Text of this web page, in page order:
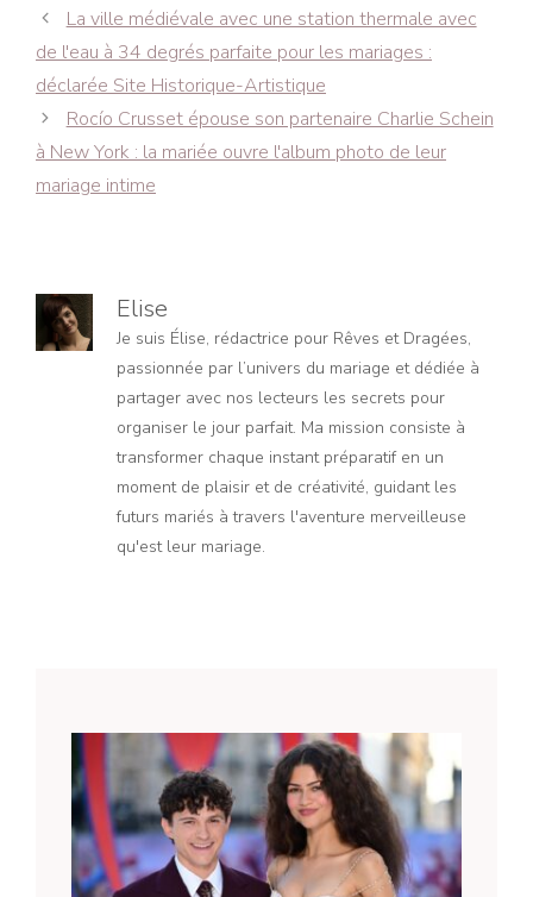
Navigation
des
articles
La ville médiévale avec une station thermale avec
de l'eau à 34 degrés parfaite pour les mariages :
déclarée Site Historique-Artistique
Rocío Crusset épouse son partenaire Charlie Schein
à New York : la mariée ouvre l'album photo de leur
mariage intime
Elise
Je suis Élise, rédactrice pour Rêves et Dragées,
passionnée par l’univers du mariage et dédiée à
partager avec nos lecteurs les secrets pour
organiser le jour parfait. Ma mission consiste à
transformer chaque instant préparatif en un
moment de plaisir et de créativité, guidant les
futurs mariés à travers l'aventure merveilleuse
qu'est leur mariage.